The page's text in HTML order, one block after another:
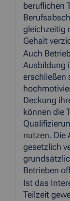
beruflichen
gleichzeitig
Gehalt
Auch
Ausbildung
erschließen
Deckung
können die
nutzen. Die
gesetzlich
Betrieben
Ist das
Teilzeit